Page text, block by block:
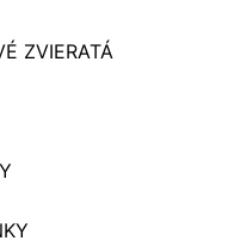
ZVIERATÁ